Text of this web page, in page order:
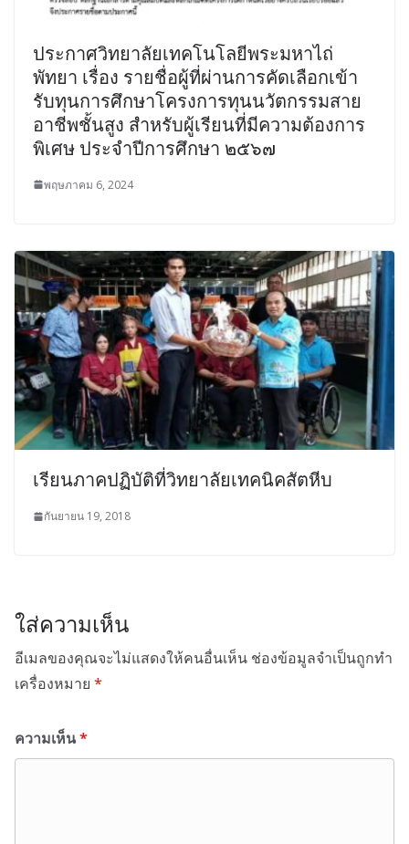
ประกาศวิทยาลัยเทคโนโลยีพระมหาไถ่
พัทยา เรื่อง รายชื่อผู้ที่ผ่านการคัดเลือกเข้า
รับทุนการศึกษาโครงการทุนนวัตกรรมสาย
อาชีพชั้นสูง สำหรับผู้เรียนที่มีความต้องการ
พิเศษ ประจำปีการศึกษา ๒๕๖๗
พฤษภาคม 6, 2024
เรียนภาคปฏิบัติที่วิทยาลัยเทคนิคสัตหีบ
กันยายน 19, 2018
ใส่ความเห็น
อีเมลของคุณจะไม่แสดงให้คนอื่นเห็น ช่องข้อมูลจำเป็นถูกทำ
เครื่องหมาย *
ความเห็น*